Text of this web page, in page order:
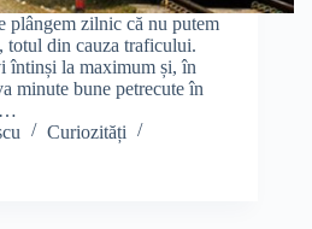
plângem zilnic că nu putem
totul din cauza traficului.
întinși la maximum și, în
minute bune petrecute în
Curiozități